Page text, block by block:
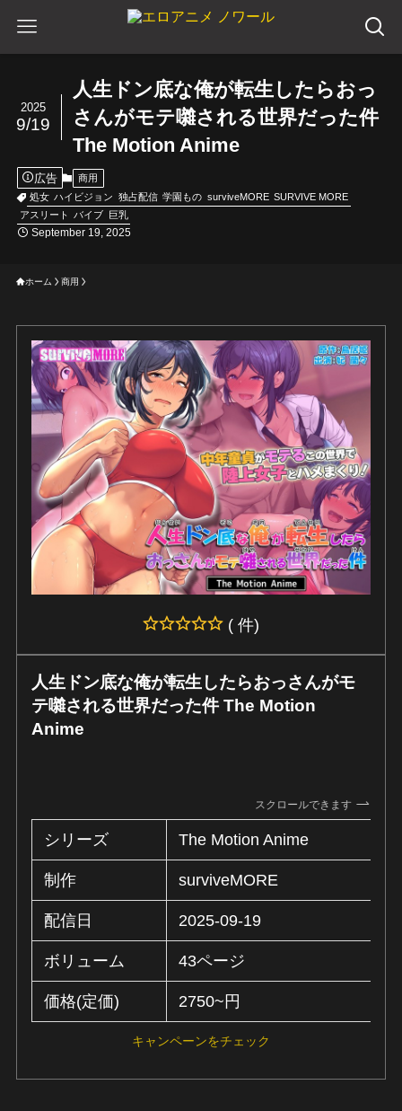
人生ドン底な俺が転生したらおっ
さんがモテ囃される世界だった件
The Motion Anime
2025
9/19
広告
商用
処女 ハイビジョン 独占配信 学園もの surviveMORE SURVIVE MORE
アスリート バイブ 巨乳
September 19, 2025
ホーム 商用
( 件)
人生ドン底な俺が転生したらおっさんがモ
テ囃される世界だった件 The Motion
Anime
スクロールできます
シリーズ The Motion Anime
制作 surviveMORE
配信日 2025-09-19
ボリューム 43ページ
価格(定価) 2750~円
キャンペーンをチェック